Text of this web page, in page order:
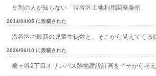
９割の人が知らない「渋谷区土地利用調整条例」
2014/04/05 に投稿された
渋谷区の最新の児童生徒数と、そこから見えてくる
2026/06/10 に投稿された
幡ヶ谷2丁目オリンパス跡地建設計画をイチから考